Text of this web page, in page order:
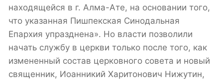
находящейся в г. Алма-Ате, на основании того,
что указанная Пишпекская Синодальная
Епархия упразднена». Но власти позволили
начать службу в церкви только после того, как
измененный состав церковного совета и новый
священник, Иоанникий Харитонович Нижутин,